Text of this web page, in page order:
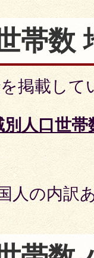
帯数
掲載して
人口世
人の内訳